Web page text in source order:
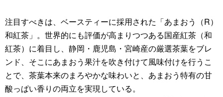
注目すべきは、ベースティーに採用された「あまおう（R）
和紅茶」。世界的にも評価が高まりつつある国産紅茶（和
紅茶）に着目し、静岡・鹿児島・宮崎産の厳選茶葉をブレ
ンド、そこにあまおう果汁を吹き付けて風味付けを行うこ
とで、茶葉本来のまろやかな味わいと、あまおう特有の甘
酸っぱい香りの両立を実現している。